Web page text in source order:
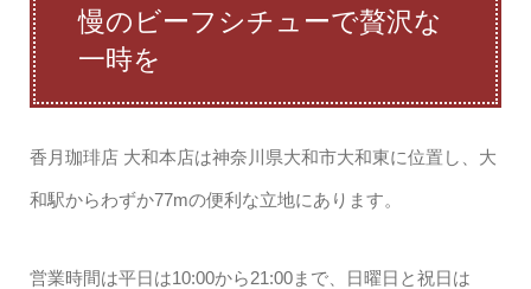
慢のビーフシチューで贅沢な
一時を
香月珈琲店 大和本店は神奈川県大和市大和東に位置し、大
和駅からわずか77mの便利な立地にあります。
営業時間は平日は10:00から21:00まで、日曜日と祝日は